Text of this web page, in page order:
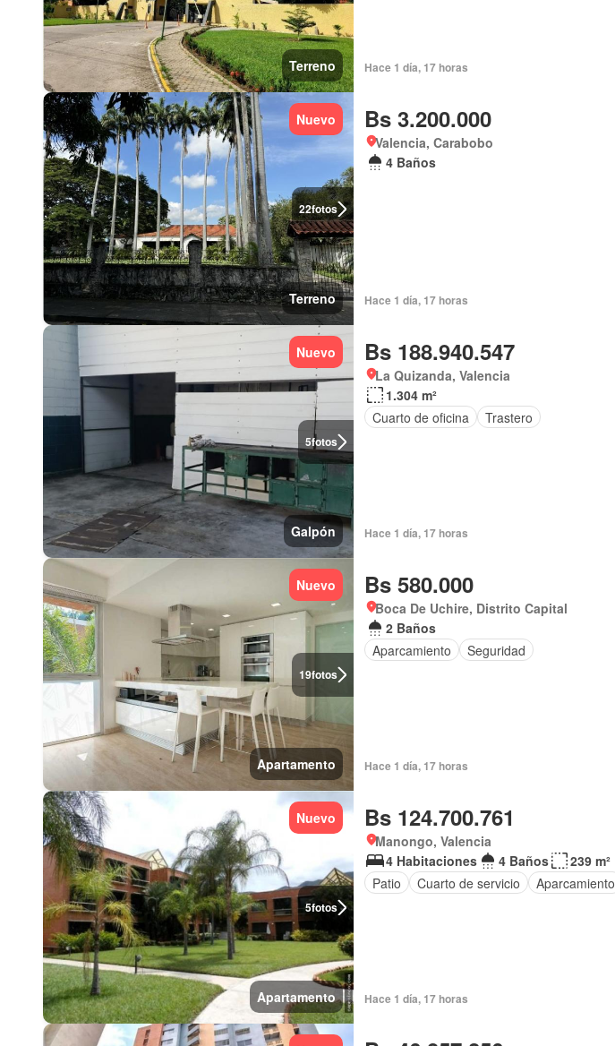
Terreno Hace 1 día, 17 horas
22fotos
Nuevo
Terreno
Bs 3.200.000
Valencia, Carabobo
4 Baños
Hace 1 día, 17 horas
5fotos
Nuevo
Galpón
Bs 188.940.547
La Quizanda, Valencia
1.304 m²
Cuarto de oficina
Trastero
Hace 1 día, 17 horas
19fotos
Nuevo
Apartamento
Bs 580.000
Boca De Uchire, Distrito Capital
2 Baños
Aparcamiento
Seguridad
Hace 1 día, 17 horas
5fotos
Nuevo
Apartamento
Bs 124.700.761
Manongo, Valencia
4 Habitaciones
4 Baños
239 m²
Patio
Cuarto de servicio Aparcamiento
Hace 1 día, 17 horas